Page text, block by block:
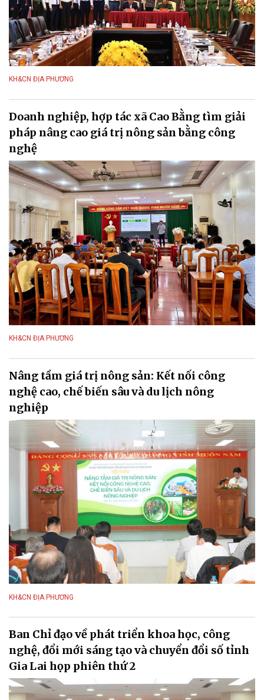
KH&CN ĐỊA PHƯƠNG
Doanh nghiệp, hợp tác xã Cao Bằng tìm giải
pháp nâng cao giá trị nông sản bằng công
nghệ
KH&CN ĐỊA PHƯƠNG
Nâng tầm giá trị nông sản: Kết nối công
nghệ cao, chế biến sâu và du lịch nông
nghiệp
KH&CN ĐỊA PHƯƠNG
Ban Chỉ đạo về phát triển khoa học, công
nghệ, đổi mới sáng tạo và chuyển đổi số tỉnh
Gia Lai họp phiên thứ 2